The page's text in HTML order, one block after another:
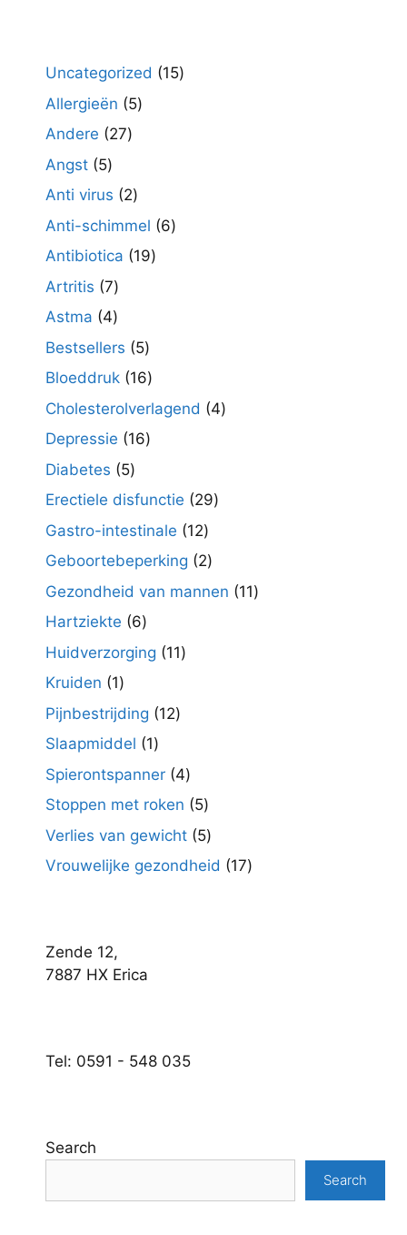
Uncategorized 1515
Allergieën 55
Andere 2727
Angst 55
producten
Anti virus 22
producten
Anti-schimmel 66
Antibiotica 1919
Artritis 77
producten
Astma 44
producten
Bestsellers 55
producten
Bloeddruk 1616
producten
Cholesterolverlagend 44
Depressie 1616
Diabetes 55
producten
Erectiele disfunctie 2929
Gastro-intestinale 1212
producten
Geboortebeperking 22
producten
Gezondheid van mannen 1111
Hartziekte 66
producten
Huidverzorging 1111
Kruiden 11
product
Pijnbestrijding 1212
Slaapmiddel 11
product
Spierontspanner 44
producten
Stoppen met roken 55
producten
Verlies van gewicht 55
producten
Vrouwelijke gezondheid 1717
Zende 12,
7887 HX Erica
Tel: 0591 - 548 035
Search
Search